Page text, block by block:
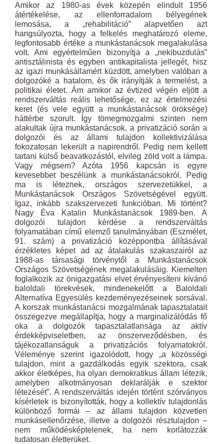
Amikor az 1980-as évek közepén elindult 1956
átértékelése, az ellenforradalom bélyegének
lemosása, a „rehabilitáció” alapvetően azt
hangsúlyozta, hogy a felkelés meghatározó eleme,
legfontosabb értéke a munkástanácsok megalakulása
volt. Ami egyértelműen bizonyítja a „nekibuzdulás”
antisztálinista és egyben antikapitalista jellegét, hisz
az igazi munkásállamért küzdött, amelyben valóban a
dolgozóké a hatalom, és ők irányítják a termelést, a
politikai életet. Ám amikor az évtized végén eljött a
rendszerváltás reális lehetősége, ez az értelmezési
keret (és vele együtt a munkástanácsok öröksége)
háttérbe szorult. Így tömegmozgalmi szinten nem
alakultak újra munkástanácsok, a privatizáció során a
dolgozói és az állami tulajdon kollektivizálása
fokozatosan lekerült a napirendről. Pedig nem kellett
tartani külső beavatkozástól, elvileg zöld volt a lámpa.
Vagy mégsem? Azóta 1956 kapcsán is egyre
kevesebbet beszélünk a munkástanácsokról. Pedig
ma is léteznek, országos szervezetükkel, a
Munkástanácsok Országos Szövetségével együtt.
Igaz, inkább szakszervezeti funkcióban. Mi történt?
Nagy Éva Katalin Munkástanácsok 1989-ben. A
dolgozói tulajdon kérdése a rendszerváltás
folyamatában című elemző tanulmányában (Eszmélet,
91. szám) a privatizáció középpontba állításával
érzékletes képet ad az átalakulás szakaszairól az
1988-as társasági törvénytől a Munkástanácsok
Országos Szövetségének megalakulásáig. Kiemelten
foglalko­zik az önigazgatási elvet érvényesíteni kívánó
baloldali törekvések, mindenekelőtt a Baloldali
Alternatíva Egyesülés kezdeményezéseinek sorsával.
A korszak munkástanácsi mozgalmának tapasztalatait
összegezve megállapítja, hogy a marginalizálódás fő
oka a dolgozók tapasztalatlansága az aktív
érdekképviseletben, az önszerveződésben, és
tájékozatlanságuk a privatizációs folyamatokról.
Véleménye szerint igazolódott, hogy „a közösségi
tulajdon, mint a gazdálkodás egyik szektora, csak
akkor életképes, ha olyan demokratikus állam létezik,
amelyben alkotmányosan deklarálják e szektor
létezését”. A rendszerváltás idején történt szórványos
kísérletek is bizonyították, hogy a kollektív tulajdonlás
különböző formái – az állami tulajdon közvetlen
munkásellenőrzése, illetve a dolgozói résztulajdon –
nem működésképtelenek, ha nem korlátozzák
tudatosan életterüket.